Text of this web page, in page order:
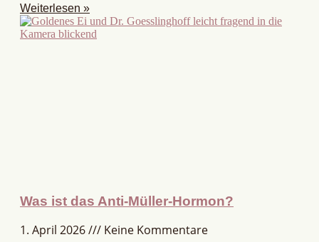
Weiterlesen »
Was ist das Anti-Müller-Hormon?
1. April 2026
Keine Kommentare